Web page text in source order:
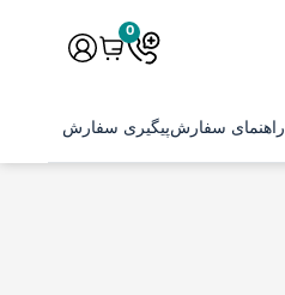
0
راهنمای سفارشپیگیری سفارش